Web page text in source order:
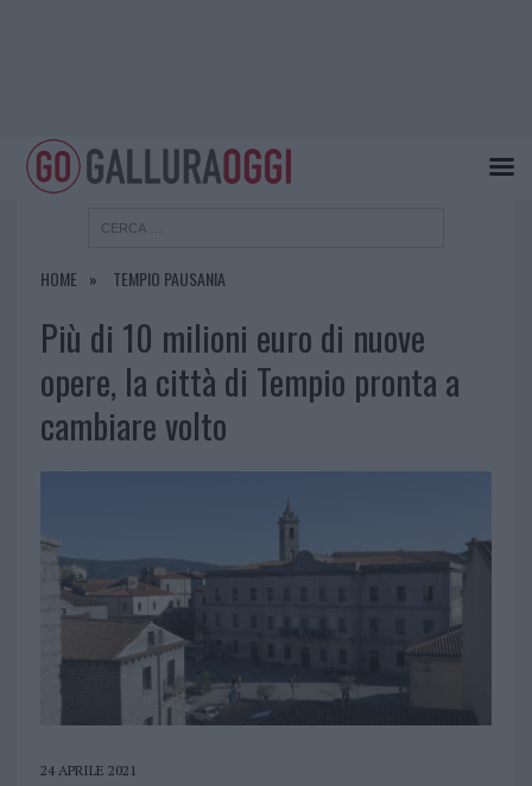
HOME TEMPIO PAUSANIA
Più di 10 milioni euro di nuove
opere, la città di Tempio pronta a
cambiare volto
24 APRILE 2021